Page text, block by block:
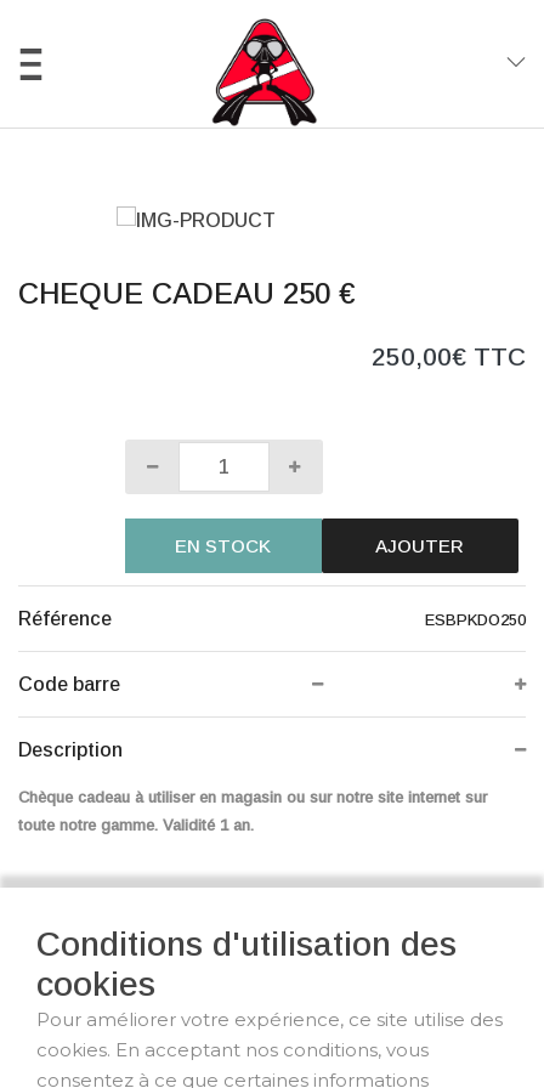
Conditions d'utilisation des
cookies
Pour améliorer votre expérience, ce site utilise des
cookies. En acceptant nos conditions, vous
consentez à ce que certaines informations
CHEQUE CADEAU 250 €
250,00€ TTC
EN STOCK AJOUTER
Référence ESBPKDO250
Code barre
Description
Chèque cadeau à utiliser en magasin ou sur notre site internet sur
toute notre gamme. Validité 1 an.